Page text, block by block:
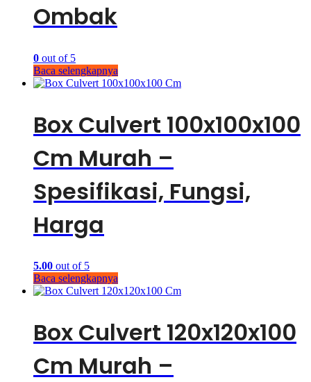
Ombak
0 out of 5
Baca selengkapnya
Box Culvert 100x100x100
Cm Murah –
Spesifikasi, Fungsi,
Harga
5.00 out of 5
Baca selengkapnya
Box Culvert 120x120x100
Cm Murah –